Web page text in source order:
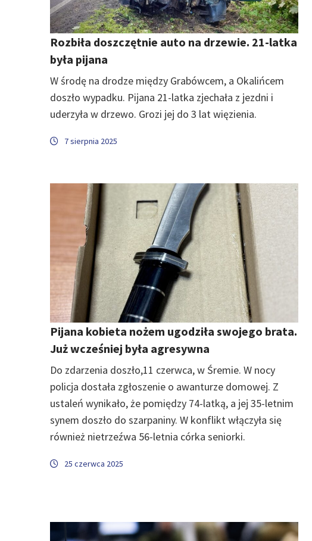
Rozbiła doszczętnie auto na drzewie. 21-latka
była pijana
W środę na drodze między Grabówcem, a Okalińcem
doszło wypadku. Pijana 21-latka zjechała z jezdni i
uderzyła w drzewo. Grozi jej do 3 lat więzienia.
7 sierpnia 2025
Pijana kobieta nożem ugodziła swojego brata.
Już wcześniej była agresywna
Do zdarzenia doszło,11 czerwca, w Śremie. W nocy
policja dostała zgłoszenie o awanturze domowej. Z
ustaleń wynikało, że pomiędzy 74-latką, a jej 35-letnim
synem doszło do szarpaniny. W konflikt włączyła się
również nietrzeźwa 56-letnia córka seniorki.
25 czerwca 2025